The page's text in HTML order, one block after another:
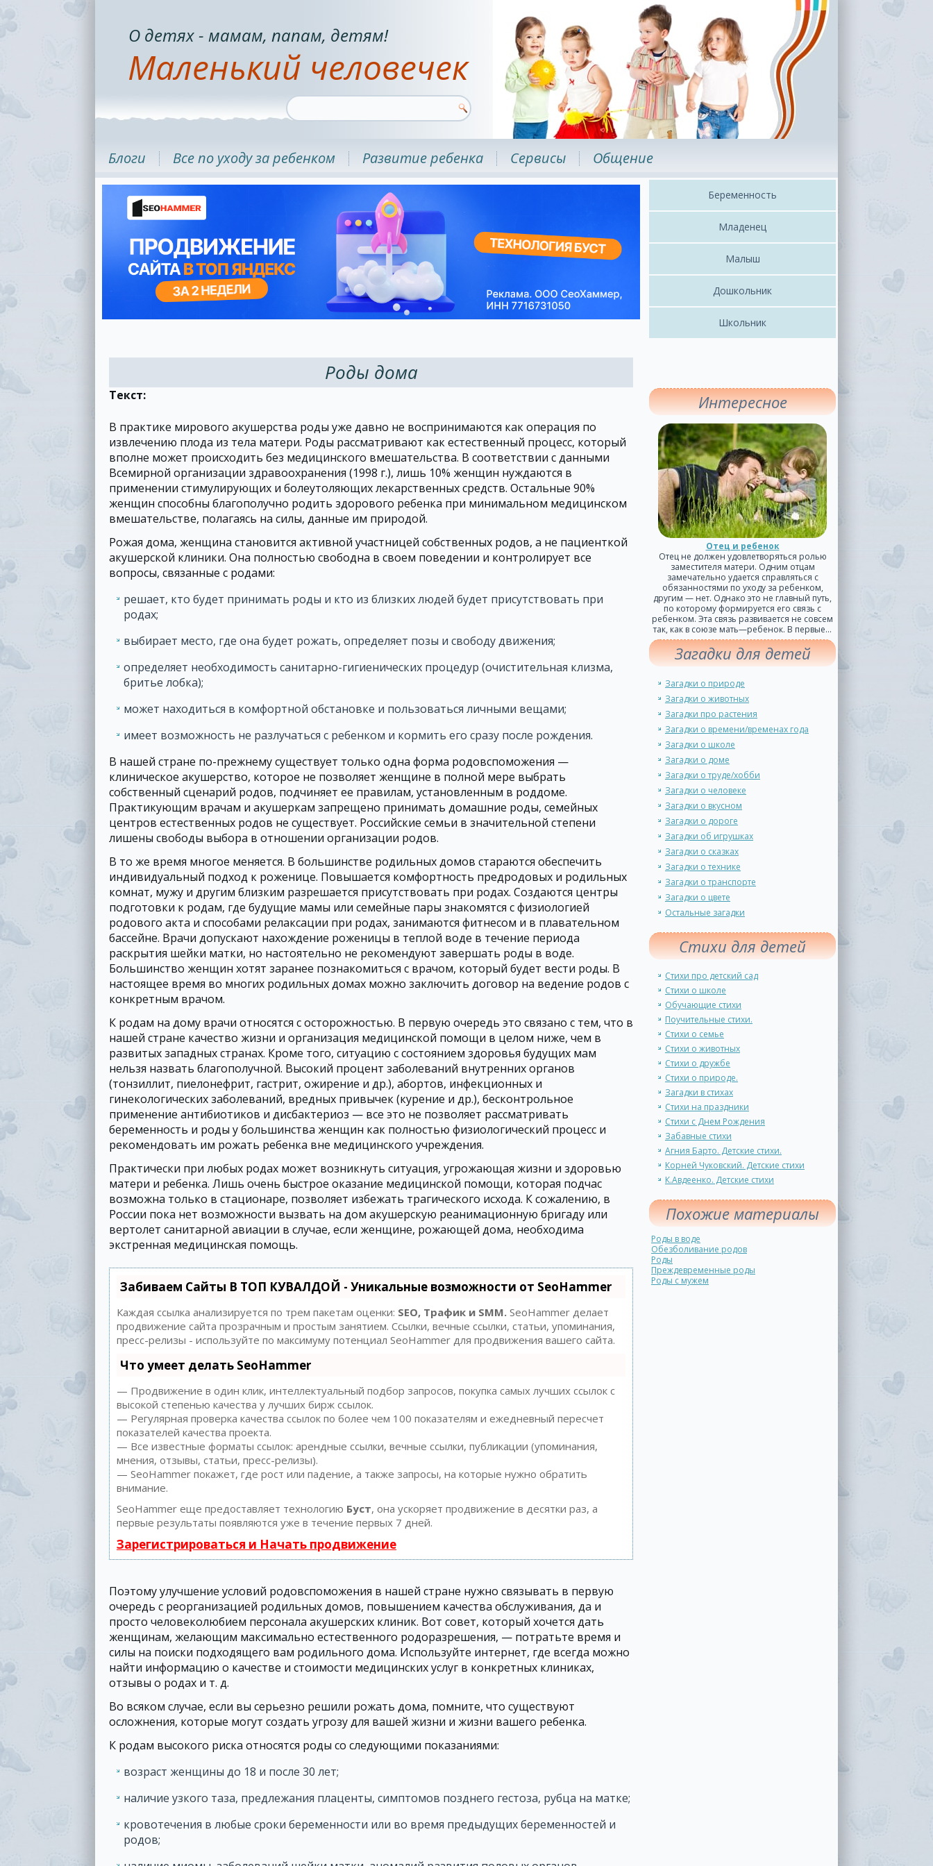
Маленький человечек
О детях - мамам, папам, детям!
Блоги Все по уходу за ребенком Развитие ребенка Сервисы Общение
Роды дома
Текст:
В практике мирового акушерства роды уже давно не воспринимаются как операция по
извлечению плода из тела матери. Роды рассматривают как естественный процесс, который
вполне может происходить без медицинского вмешательства. В соответствии с данными
Всемирной организации здравоохранения (1998 г.), лишь 10% женщин нуждаются в
применении стимулирующих и болеутоляющих лекарственных средств. Остальные 90%
женщин способны благополучно родить здорового ребенка при минимальном медицинском
вмешательстве, полагаясь на силы, данные им природой.
Рожая дома, женщина становится активной участницей собственных родов, а не пациенткой
акушерской клиники. Она полностью свободна в своем поведении и контролирует все
вопросы, связанные с родами:
решает, кто будет принимать роды и кто из близких людей будет присутствовать при
родах;
выбирает место, где она будет рожать, определяет позы и свободу движения;
определяет необходимость санитарно-гигиенических процедур (очистительная клизма,
бритье лобка);
может находиться в комфортной обстановке и пользоваться личными вещами;
имеет возможность не разлучаться с ребенком и кормить его сразу после рождения.
В нашей стране по-прежнему существует только одна форма родовспоможения —
клиническое акушерство, которое не позволяет женщине в полной мере выбрать
собственный сценарий родов, подчиняет ее правилам, установленным в роддоме.
Практикующим врачам и акушеркам запрещено принимать домашние роды, семейных
центров естественных родов не существует. Российские семьи в значительной степени
лишены свободы выбора в отношении организации родов.
В то же время многое меняется. В большинстве родильных домов стараются обеспечить
индивидуальный подход к роженице. Повышается комфортность предродовых и родильных
комнат, мужу и другим близким разрешается присутствовать при родах. Создаются центры
подготовки к родам, где будущие мамы или семейные пары знакомятся с физиологией
родового акта и способами релаксации при родах, занимаются фитнесом и в плавательном
бассейне. Врачи допускают нахождение роженицы в теплой воде в течение периода
раскрытия шейки матки, но настоятельно не рекомендуют завершать роды в воде.
Большинство женщин хотят заранее познакомиться с врачом, который будет вести роды. В
настоящее время во многих родильных домах можно заключить договор на ведение родов с
конкретным врачом.
К родам на дому врачи относятся с осторожностью. В первую очередь это связано с тем, что в
нашей стране качество жизни и организация медицинской помощи в целом ниже, чем в
развитых западных странах. Кроме того, ситуацию с состоянием здоровья будущих мам
нельзя назвать благополучной. Высокий процент заболеваний внутренних органов
(тонзиллит, пиелонефрит, гастрит, ожирение и др.), абортов, инфекционных и
гинекологических заболеваний, вредных привычек (курение и др.), бесконтрольное
применение антибиотиков и дисбактериоз — все это не позволяет рассматривать
беременность и роды у большинства женщин как полностью физиологический процесс и
рекомендовать им рожать ребенка вне медицинского учреждения.
Практически при любых родах может возникнуть ситуация, угрожающая жизни и здоровью
матери и ребенка. Лишь очень быстрое оказание медицинской помощи, которая подчас
возможна только в стационаре, позволяет избежать трагического исхода. К сожалению, в
России пока нет возможности вызвать на дом акушерскую реанимационную бригаду или
вертолет санитарной авиации в случае, если женщине, рожающей дома, необходима
экстренная медицинская помощь.
Забиваем Сайты В ТОП КУВАЛДОЙ - Уникальные возможности от SeoHammer
Каждая ссылка анализируется по трем пакетам оценки: SEO, Трафик и SMM. SeoHammer делает
продвижение сайта прозрачным и простым занятием. Ссылки, вечные ссылки, статьи, упоминания,
пресс-релизы - используйте по максимуму потенциал SeoHammer для продвижения вашего сайта.
Что умеет делать SeoHammer
— Продвижение в один клик, интеллектуальный подбор запросов, покупка самых лучших ссылок с
высокой степенью качества у лучших бирж ссылок.
— Регулярная проверка качества ссылок по более чем 100 показателям и ежедневный пересчет
показателей качества проекта.
— Все известные форматы ссылок: арендные ссылки, вечные ссылки, публикации (упоминания,
мнения, отзывы, статьи, пресс-релизы).
— SeoHammer покажет, где рост или падение, а также запросы, на которые нужно обратить
внимание.
SeoHammer еще предоставляет технологию Буст, она ускоряет продвижение в десятки раз, а
первые результаты появляются уже в течение первых 7 дней.
Зарегистрироваться и Начать продвижение
Поэтому улучшение условий родовспоможения в нашей стране нужно связывать в первую
очередь с реорганизацией родильных домов, повышением качества обслуживания, да и
просто человеколюбием персонала акушерских клиник. Вот совет, который хочется дать
женщинам, желающим максимально естественного родоразрешения, — потратьте время и
силы на поиски подходящего вам родильного дома. Используйте интернет, где всегда можно
найти информацию о качестве и стоимости медицинских услуг в конкретных клиниках,
отзывы о родах и т. д.
Во всяком случае, если вы серьезно решили рожать дома, помните, что существуют
осложнения, которые могут создать угрозу для вашей жизни и жизни вашего ребенка.
К родам высокого риска относятся роды со следующими показаниями:
возраст женщины до 18 и после 30 лет;
наличие узкого таза, предлежания плаценты, симптомов позднего гестоза, рубца на матке;
кровотечения в любые сроки беременности или во время предыдущих беременностей и
родов;
Беременность
Младенец
Малыш
Дошкольник
Школьник
Интересное
Отец и ребенок
Отец не должен удовлетворяться ролью
заместителя матери. Одним отцам
замечательно удается справляться с
обязанностями по уходу за ребенком,
другим — нет. Однако это не главный путь,
по которому формируется его связь с
ребенком. Эта связь развивается не совсем
так, как в союзе мать—ребенок. В первые...
Загадки для детей
Загадки о природе
Загадки о животных
Загадки про растения
Загадки о времени/временах года
Загадки о школе
Загадки о доме
Загадки о труде/хобби
Загадки о человеке
Загадки о вкусном
Загадки о дороге
Загадки об игрушках
Загадки о сказках
Загадки о технике
Загадки о транспорте
Загадки о цвете
Остальные загадки
Стихи для детей
Стихи про детский сад
Стихи о школе
Обучающие стихи
Поучительные стихи.
Стихи о семье
Стихи о животных
Стихи о дружбе
Стихи о природе.
Загадки в стихах
Стихи на праздники
Стихи с Днем Рождения
Забавные стихи
Агния Барто. Детские стихи.
Корней Чуковский. Детские стихи
К.Авдеенко. Детские стихи
Похожие материалы
Роды в воде
Обезболивание родов
Роды
Преждевременные роды
Роды с мужем